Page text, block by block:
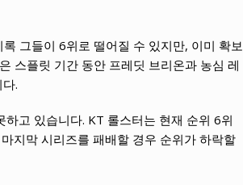
그들이 6위로 떨어질 수 있지만, 이미 확보
스플릿 기간 동안 프레딧 브리온과 농심 레
.
고 있습니다. KT 롤스터는 현재 순위 6위
지막 시리즈를 패배할 경우 순위가 하락할